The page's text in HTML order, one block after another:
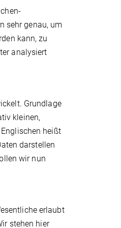
sehr genau, um
kann, zu
analysiert
Grundlage
kleinen,
heißt
darstellen
wir nun
erlaubt
stehen hier